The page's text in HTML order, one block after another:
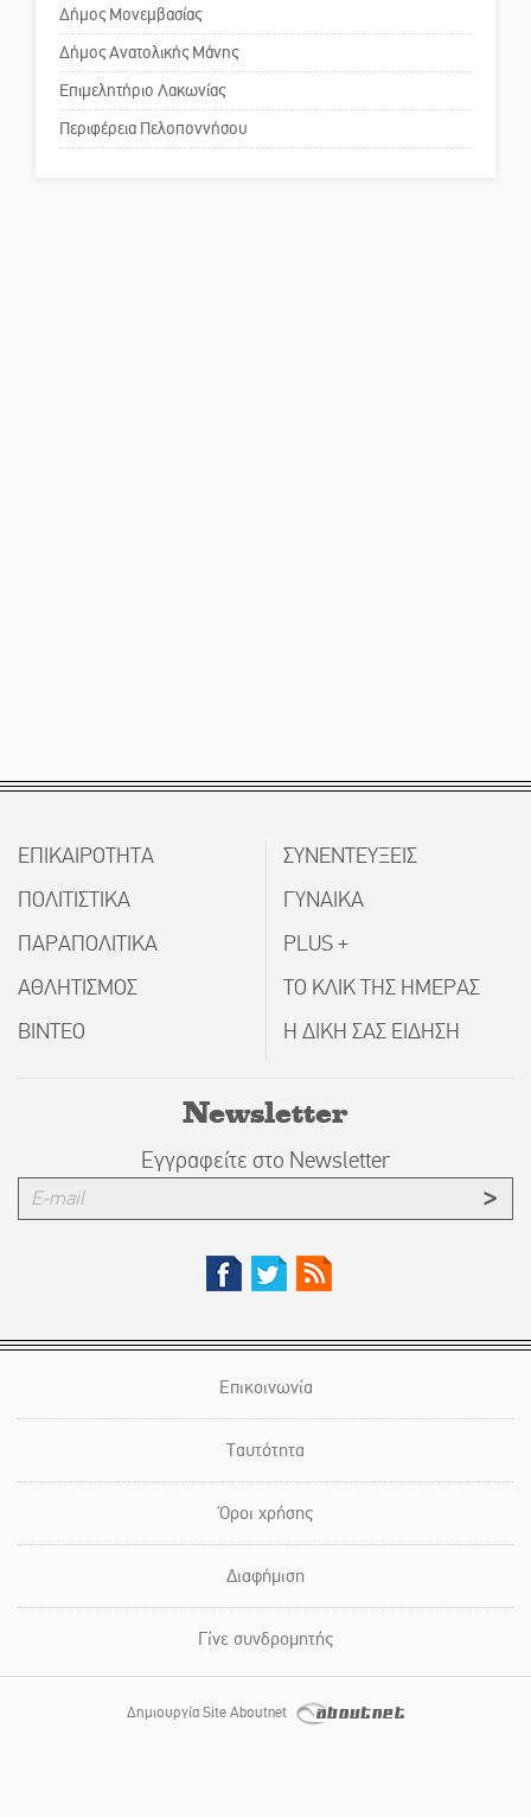
Το δικό σας σχόλιο: Παράδειγμα
κοινωνικής αναισθησίας
Δήμος Μονεμβασίας
Δήμος Ανατολικής Μάνης
Επιμελητήριο Λακωνίας
Περιφέρεια Πελοποννήσου
ΕΠΙΚΑΙΡΟΤΗΤΑ
ΠΟΛΙΤΙΣΤΙΚΑ
ΠΑΡΑΠΟΛΙΤΙΚΑ
ΑΘΛΗΤΙΣΜΟΣ
ΒΙΝΤΕΟ
ΣΥΝΕΝΤΕΥΞΕΙΣ
ΓΥΝΑΙΚΑ
PLUS +
ΤΟ ΚΛΙΚ ΤΗΣ ΗΜΕΡΑΣ
Η ΔΙΚΗ ΣΑΣ ΕΙΔΗΣΗ
Newsletter
Εγγραφείτε στο Newsletter
Επικοινωνία
Ταυτότητα
Όροι χρήσης
Διαφήμιση
Γίνε συνδρομητής
Δημιουργία Site Aboutnet